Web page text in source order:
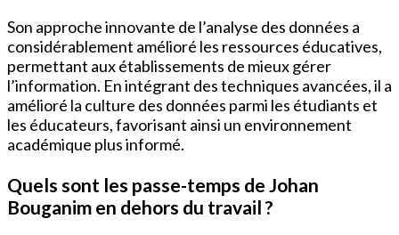
Son approche innovante de l’analyse des données a
considérablement amélioré les ressources éducatives,
permettant aux établissements de mieux gérer
l’information. En intégrant des techniques avancées, il a
amélioré la culture des données parmi les étudiants et
les éducateurs, favorisant ainsi un environnement
académique plus informé.
Quels sont les passe-temps de Johan
Bouganim en dehors du travail ?